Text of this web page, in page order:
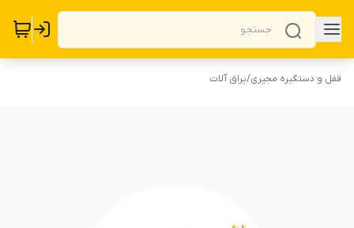
قفل و دستگیره مجیری/یراق آلات